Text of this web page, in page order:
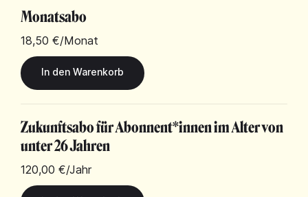
Monatsabo
18,50 €/Monat
Zukunftsabo für Abonnent*innen im Alter von
unter 26 Jahren
120,00 €/Jahr